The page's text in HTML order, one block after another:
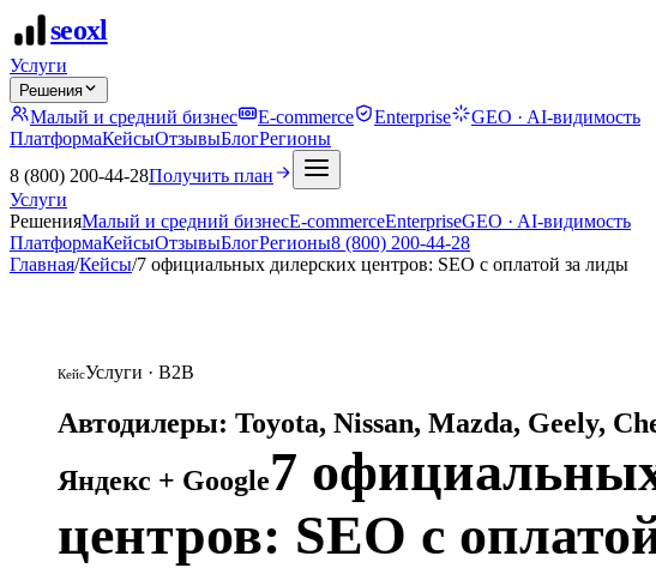
seoxl
Услуги
Решения
Малый и средний бизнес E-commerce Enterprise
GEO · AI-видимость
ПлатформаКейсыОтзывыБлогРегионы
8 (800) 200-44-28Получить план
Услуги
РешенияМалый и средний бизнесE-commerceEnterpriseGEO · AI-видимость
ПлатформаКейсыОтзывыБлогРегионы8 (800) 200-44-28
Главная/Кейсы/7 официальных дилерских центров: SEO с оплатой за лиды
КейсУслуги · B2B
Автодилеры: Toyota, Nissan, Mazda, Geely,
Яндекс + Google7
центров: SEO с